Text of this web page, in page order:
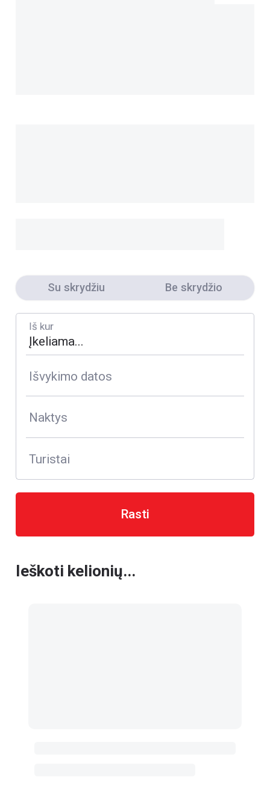
Su skrydžiu Be skrydžio
Iš kur
Išvykimo datos
Naktys
Turistai
Rasti
Ieškoti kelionių...